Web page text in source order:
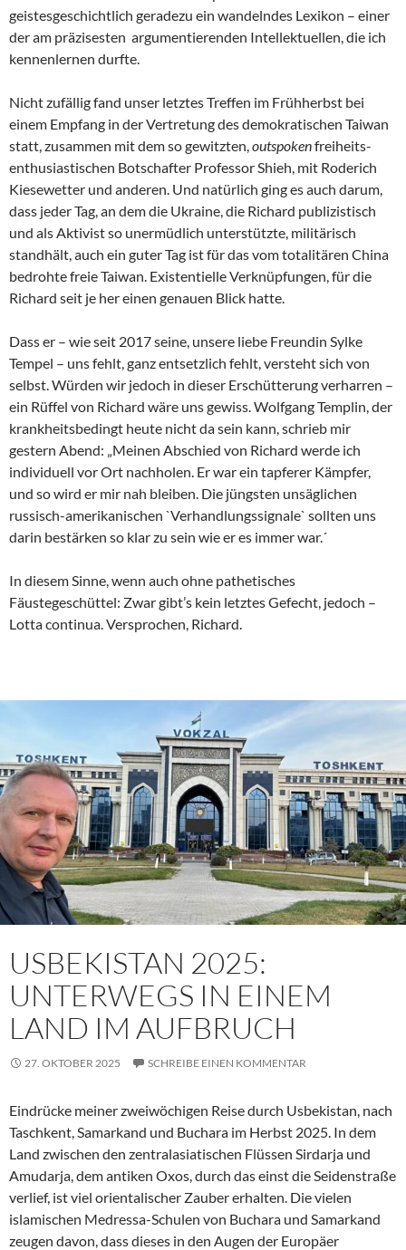
geistesgeschichtlich geradezu ein wandelndes Lexikon – einer
der am präzisesten argumentierenden Intellektuellen, die ich
kennenlernen durfte.
Nicht zufällig fand unser letztes Treffen im Frühherbst bei
einem Empfang in der Vertretung des demokratischen Taiwan
statt, zusammen mit dem so gewitzten,outspokenfreiheits-
enthusiastischen Botschafter Professor Shieh, mit Roderich
Kiesewetter und anderen. Und natürlich ging es auch darum,
dass jeder Tag, an dem die Ukraine, die Richard publizistisch
und als Aktivist so unermüdlich unterstützte, militärisch
standhält, auch ein guter Tag ist für das vom totalitären China
bedrohte freie Taiwan. Existentielle Verknüpfungen, für die
Richard seit je her einen genauen Blick hatte.
Dass er – wie seit 2017 seine, unsere liebe Freundin Sylke
Tempel – uns fehlt, ganz entsetzlich fehlt, versteht sich von
selbst. Würden wir jedoch in dieser Erschütterung verharren –
ein Rüffel von Richard wäre uns gewiss. Wolfgang Templin, der
krankheitsbedingt heute nicht da sein kann, schrieb mir
gestern Abend: „Meinen Abschied von Richard werde ich
individuell vor Ort nachholen. Er war ein tapferer Kämpfer,
und so wird er mir nah bleiben. Die jüngsten unsäglichen
russisch-amerikanischen `Verhandlungssignale` sollten uns
darin bestärken so klar zu sein wie er es immer war.´
In diesem Sinne, wenn auch ohne pathetisches
Fäustegeschüttel: Zwar gibt’s kein letztes Gefecht, jedoch –
Lotta continua. Versprochen, Richard.
USBEKISTAN 2025:
UNTERWEGS IN EINEM
LAND IM AUFBRUCH
27. OKTOBER 2025 SCHREIBE EINEN KOMMENTAR
Eindrücke meiner zweiwöchigen Reise durch Usbekistan, nach
Taschkent, Samarkand und Buchara im Herbst 2025. In dem
Land zwischen den zentralasiatischen Flüssen Sirdarja und
Amudarja, dem antiken Oxos, durch das einst die Seidenstraße
verlief, ist viel orientalischer Zauber erhalten. Die vielen
islamischen Medressa-Schulen von Buchara und Samarkand
zeugen davon, dass dieses in den Augen der Europäer